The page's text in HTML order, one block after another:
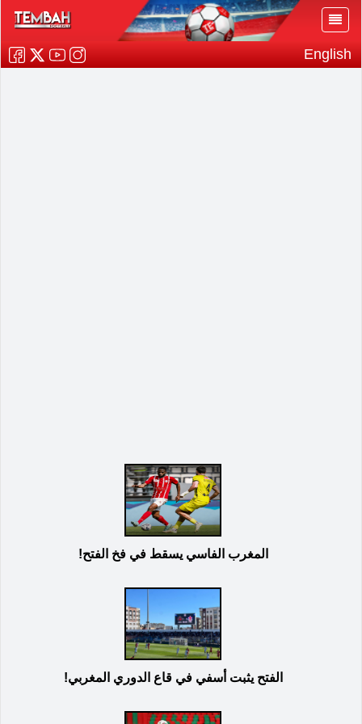
English
المغرب الفاسي يسقط في فخ الفتح!
الفتح يثبت أسفي في قاع الدوري المغربي!